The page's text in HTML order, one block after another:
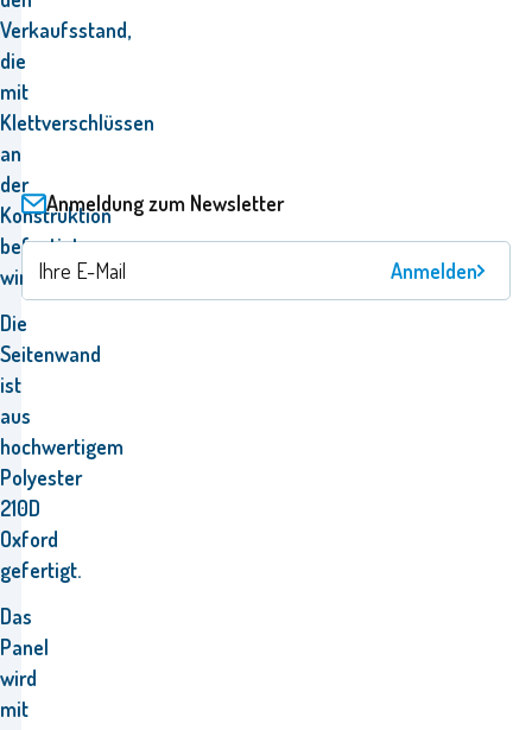
Verkaufsstand,
die
mit
Klettverschlüssen
an
der
Konstruktion
befestigt
wird.
Die
Seitenwand
ist
aus
hochwertigem
Polyester
210D
Oxford
gefertigt.
Das
Panel
wird
mit
Anmeldung zum Newsletter
Anmelden